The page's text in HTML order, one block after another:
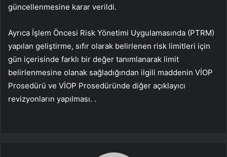
güncellenmesine karar verildi.
Ayrıca İşlem Öncesi Risk Yönetimi Uygulamasında (PTRM)
yapılan geliştirme, sıfır olarak belirlenen risk limitleri için
gün içerisinde farklı bir değer tanımlanarak limit
belirlenmesine olanak sağladığından ilgili maddenin VİOP
Prosedürü ve VİOP Prosedüründe diğer açıklayıcı
revizyonların yapılması. .